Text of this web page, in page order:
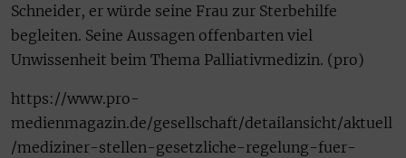
Schneider, er würde seine Frau zur Sterbehilfe
begleiten. Seine Aussagen offenbarten viel
Unwissenheit beim Thema Palliativmedizin. (pro)
https://www.pro-
medienmagazin.de/gesellschaft/detailansicht/aktuell
/mediziner-stellen-gesetzliche-regelung-fuer-